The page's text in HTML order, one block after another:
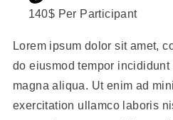
140$ Per Participant
Lorem ipsum dolor sit amet,
do eiusmod tempor
magna aliqua. Ut enim ad
exercitation ullamco laboris